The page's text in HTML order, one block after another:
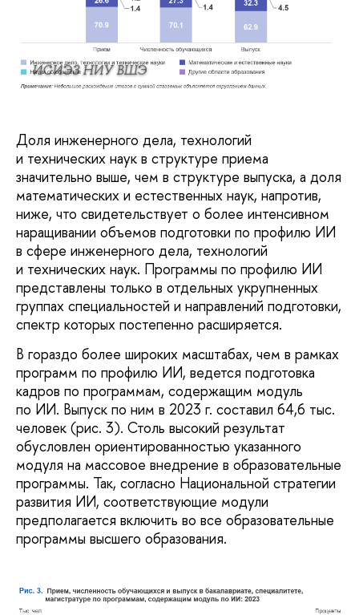
ИСИЭЗ НИУ ВШЭ
Доля инженерного дела, технологий
и технических наук в структуре приема
значительно выше, чем в структуре выпуска, а доля
математических и естественных наук, напротив,
ниже, что свидетельствует о более интенсивном
наращивании объемов подготовки по профилю ИИ
в сфере инженерного дела, технологий
и технических наук. Программы по профилю ИИ
представлены только в отдельных укрупненных
группах специальностей и направлений подготовки,
спектр которых постепенно расширяется.
В гораздо более широких масштабах, чем в рамках
программ по профилю ИИ, ведется подготовка
кадров по программам, содержащим модуль
по ИИ. Выпуск по ним в 2023 г. составил 64,6 тыс.
человек (рис. 3). Столь высокий результат
обусловлен ориентированностью указанного
модуля на массовое внедрение в образовательные
программы. Так, согласно Национальной стратегии
развития ИИ, соответствующие модули
предполагается включить во все образовательные
программы высшего образования.